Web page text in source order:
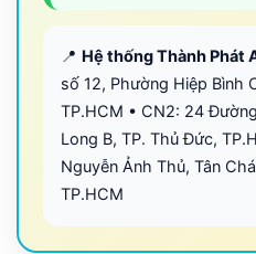
📍 Hệ thống Thành Phát
số 12, Phường Hiệp Bình
TP.HCM • CN2: 24
Long B, TP. Thủ Đức,
Nguyễn Ảnh Thủ, Tân
TP.HCM